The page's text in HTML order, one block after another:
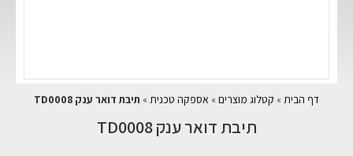
דף הבית » קטלוג מוצרים » אספקה טכנית » תיבת דואר ענק TD0008
תיבת דואר ענק TD0008